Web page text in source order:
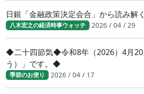
日銀「金融政策決定会合」から読み解
八木宏之の経済時事ウォッチ 2026 / 04 / 29
◆二十四節気◆令和8年（2026）4月20
う）」です。◆
季節のお便り 2026 / 04 / 17